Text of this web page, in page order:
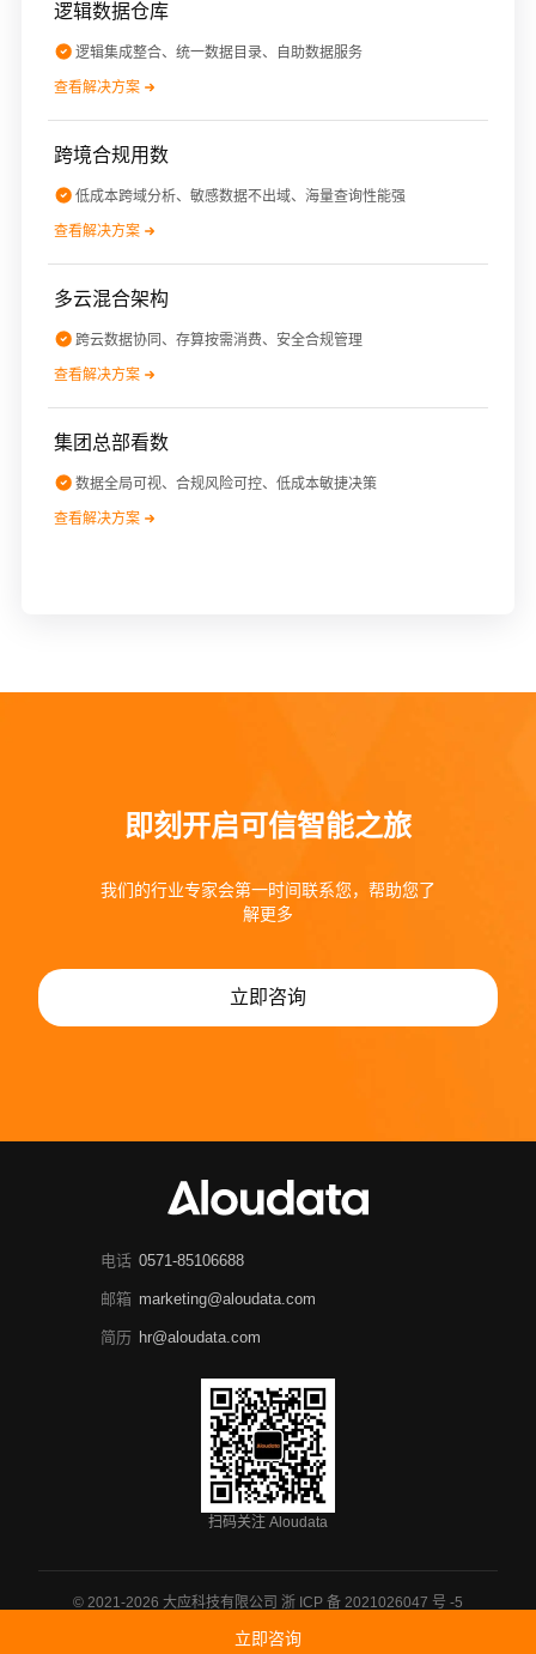
逻辑数据仓库
逻辑集成整合、统一数据目录、自助数据服务
查看解决方案
跨境合规用数
低成本跨域分析、敏感数据不出域、海量查询性能强
查看解决方案
多云混合架构
跨云数据协同、存算按需消费、安全合规管理
查看解决方案
集团总部看数
数据全局可视、合规风险可控、低成本敏捷决策
查看解决方案
即刻开启可信智能之旅
我们的行业专家会第一时间联系您，帮助您了
解更多
立即咨询
立即咨询
电话 0571-85106688
邮箱 marketing@aloudata.com
简历 hr@aloudata.com
扫码关注 Aloudata
© 2021-2026 大应科技有限公司 浙 ICP 备 2021026047 号 -5
浙公网安备 33011002018926 号